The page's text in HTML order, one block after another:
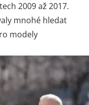
2009 až 2017.
mnohé hledat
modely